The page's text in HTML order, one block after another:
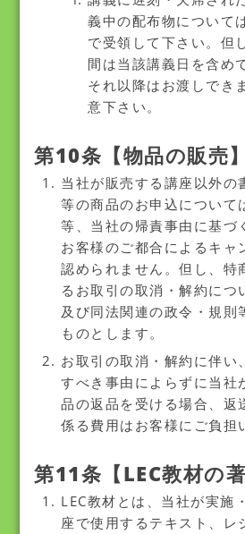
義中の配布物について
で受領して下さい。但
間は当該講義日を含め
それ以降はお渡しでき
意下さい。
第10条【物品の販売】
当社が販売する講座以外の
等の商品のお申込について
等、当社の帰責事由に基づ
お客様のご都合によるキャ
認められません。但し、特
るお取引の取消・解約につ
及び同法関連の政令・規則
ものとします。
お取引の取消・解約に伴い
すべき事由によらずに当社
品の返品を受ける場合、返
係る費用はお客様にご負担
第11条【LEC教材の著
LEC教材とは、当社が実施
座で使用するテキスト、レ